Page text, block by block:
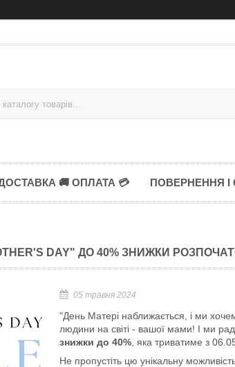
🚚 ОПЛАТА 💳 ПОВЕРНЕННЯ І
DAY" ДО 40% ЗНИЖКИ
05 травня 2024
"День Матері наближається, і ми
людини на світі - вашої мами! І ми
знижки до 40% , яка триватиме з
Не пропустіть цю унікальну